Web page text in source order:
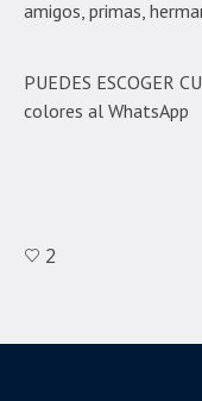
amigos, primas,
PUEDES ESCOGER
colores al WhatsApp
2